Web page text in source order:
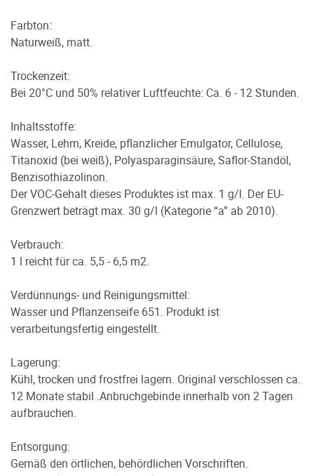
Farbton:
Naturweiß, matt.
Trockenzeit:
Bei 20°C und 50% relativer Luftfeuchte: Ca. 6 - 12 Stunden.
Inhaltsstoffe:
Wasser, Lehm, Kreide, pflanzlicher Emulgator, Cellulose,
Titanoxid (bei weiß), Polyasparaginsäure, Saflor-Standöl,
Benzisothiazolinon.
Der VOC-Gehalt dieses Produktes ist max. 1 g/l. Der EU-
Grenzwert beträgt max. 30 g/l (Kategorie “a” ab 2010).
Verbrauch:
1 l reicht für ca. 5,5 - 6,5 m2.
Verdünnungs- und Reinigungsmittel:
Wasser und Pflanzenseife 651. Produkt ist
verarbeitungsfertig eingestellt.
Lagerung:
Kühl, trocken und frostfrei lagern. Original verschlossen ca.
12 Monate stabil .Anbruchgebinde innerhalb von 2 Tagen
aufbrauchen.
Entsorgung:
Gemäß den örtlichen, behördlichen Vorschriften.